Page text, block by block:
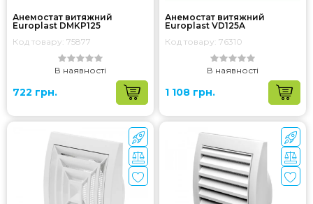
Анемостат витяжний
Europlast DMKP125
Код товару: 75877
В наявності
722 грн.
Анемостат витяжний
Europlast VD125A
Код товару: 76310
В наявності
1 108 грн.